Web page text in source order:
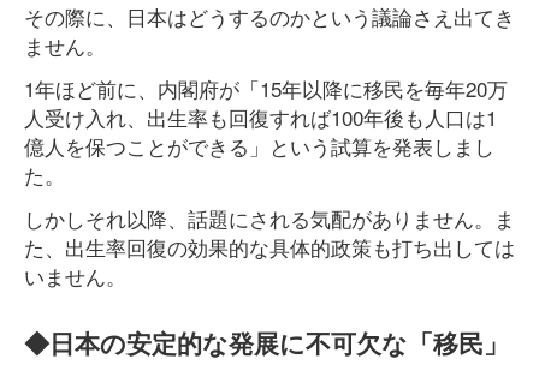
その際に、日本はどうするのかという議論さえ出てき
ません。
1年ほど前に、内閣府が「15年以降に移民を毎年20万
人受け入れ、出生率も回復すれば100年後も人口は1
億人を保つことができる」という試算を発表しまし
た。
しかしそれ以降、話題にされる気配がありません。ま
た、出生率回復の効果的な具体的政策も打ち出しては
いません。
◆日本の安定的な発展に不可欠な「移民」